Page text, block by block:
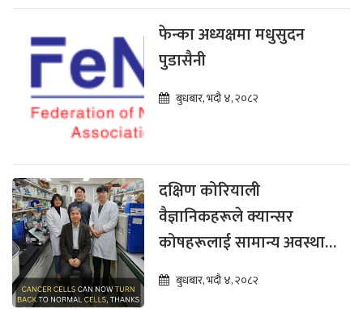
फेन्का अध्यक्षमा मधुसुदन
पुडासैनी
बुधबार, भदौ ४, २०८२
दक्षिण कोरियाली
वैज्ञानिकहरूले क्यान्सर
कोषहरूलाई सामान्य अवस्थामा
फर्काउने प्रविधिको विकास
गरे
बुधबार, भदौ ४, २०८२